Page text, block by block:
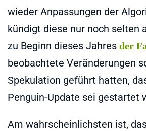
wieder Anpassungen der
kündigt diese nur noch selten
zu Beginn dieses Jahres der
beobachtete Veränderungen
Spekulation geführt hatten,
Penguin-Update sei gestartet
Am wahrscheinlichsten ist,